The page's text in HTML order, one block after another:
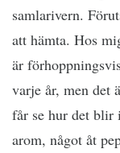
samlarivern.
att hämta. Hos
är
varje år, men det
får se hur det blir
arom, något åt